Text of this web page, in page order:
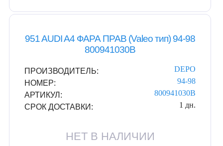
951 AUDI A4 ФАРА ПРАВ (Valeo тип) 94-98
800941030B
ПРОИЗВОДИТЕЛЬ:
DEPO
НОМЕР:
94-98
АРТИКУЛ:
800941030B
СРОК ДОСТАВКИ:
1 дн.
НЕТ В НАЛИЧИИ